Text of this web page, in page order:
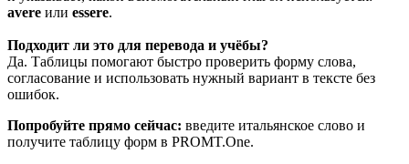
avere или essere.
Подходит ли это для перевода и учёбы?
Да. Таблицы помогают быстро проверить форму слова,
согласование и использовать нужный вариант в тексте без
ошибок.
Попробуйте прямо сейчас: введите итальянское слово и
получите таблицу форм в PROMT.One.